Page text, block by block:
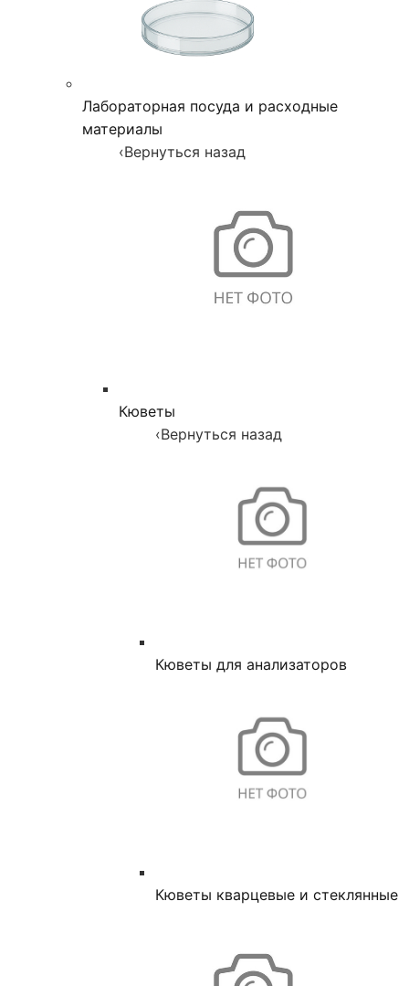
Лабораторная посуда и расходные
материалы
‹Вернуться назад
Кюветы
‹Вернуться назад
Кюветы для анализаторов
Кюветы кварцевые и стеклянные